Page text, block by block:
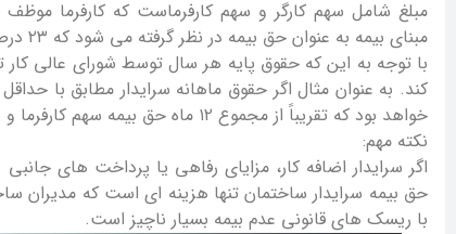
مبنای بیمه به عنوان حق بیمه در نظر گرفته می شود که ۲۳ درصد آن بر عهده کارفرما و ۷ درصد بر عهده کارگر است.
با توجه به این که حقوق پایه هر سال توسط شورای عالی
کند. به عنوان مثال اگر حقوق ماهانه سرایدار مطابق با
خواهد بود که تقریباً از مجموع ۱۲ ماه حق بیمه سهم کارفرما و سهم کارگر به دست می آید.
نکته مهم:
اگر سرایدار اضافه کار، مزایای رفاهی یا پرداخت های
حق بیمه سرایدار ساختمان تنها هزینه ای است که مدیران
با ریسک های قانونی عدم بیمه بسیار ناچیز است.